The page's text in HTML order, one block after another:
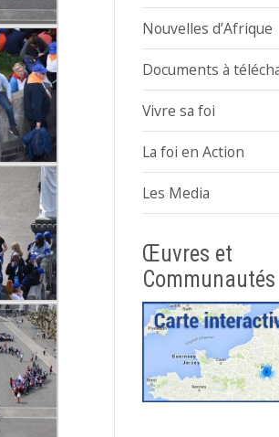
Nouvelles d’Afrique
Documents à
Vivre sa foi
La foi en Action
Les Media
Œuvres et
Communautés